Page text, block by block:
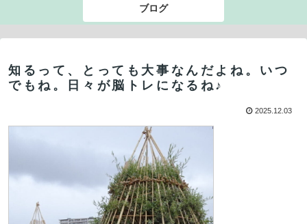
ブログ
知るって、とっても大事なんだよね。いつ
でもね。日々が脳トレになるね♪
2025.12.03